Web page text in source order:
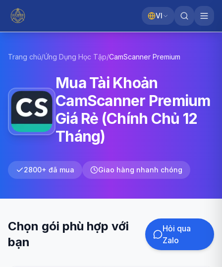
VI
Trang chủ/Ứng Dụng Học Tập/CamScanner Premium
Mua Tài Khoản
CamScanner Premium
Giá Rẻ (Chính Chủ 12
Tháng)
2800+ đã mua Giao hàng nhanh chóng
Chọn gói phù hợp với
bạn
Hỏi qua
Zalo